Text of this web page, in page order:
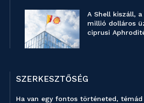
A Shell kiszáll, a
millió dolláros
ciprusi
SZERKESZTŐSÉG
Ha van egy fontos történeted, témád